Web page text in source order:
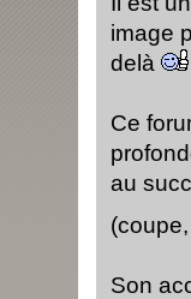
image
delà
Ce
au
Son